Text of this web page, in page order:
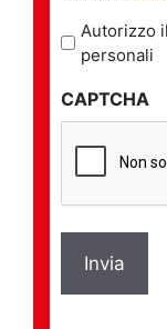
l'informativa
sulla
*
Autorizzo
personali
CAPTCHA